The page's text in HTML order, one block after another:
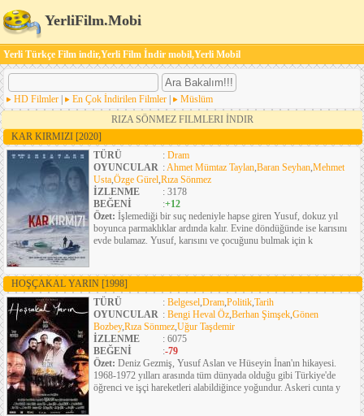
YerliFilm.Mobi
Yerli Türkçe Film indir,Yerli Film İndir mobil,Yerli Mobil
HD Filmler En Çok İndirilen Filmler
Müslüm
RIZA SÖNMEZ FILMLERI İNDIR
KAR KIRMIZI [2020]
TÜRÜ
: Dram
OYUNCULAR :Ahmet Mümtaz Taylan,Baran Seyhan,Mehmet
Usta,Özge Gürel,Rıza Sönmez
İZLENME
: 3178
BEĞENİ
:+12
Özet: İşlemediği bir suç nedeniyle hapse giren Yusuf, dokuz yıl
boyunca parmaklıklar ardında kalır. Evine döndüğünde ise karısını
evde bulamaz. Yusuf, karısını ve çocuğunu bulmak için k
HOŞÇAKAL YARIN [1998]
TÜRÜ
: Belgesel,Dram,Politik,Tarih
OYUNCULAR : Bengi Heval Öz,Berhan Şimşek,Gönen
Bozbey,Rıza Sönmez,Uğur Taşdemir
İZLENME
: 6075
BEĞENİ
:-79
Özet: Deniz Gezmiş, Yusuf Aslan ve Hüseyin İnan'ın hikayesi.
1968-1972 yılları arasında tüm dünyada olduğu gibi Türkiye'de
öğrenci ve işçi hareketleri alabildiğince yoğundur. Askeri cunta y